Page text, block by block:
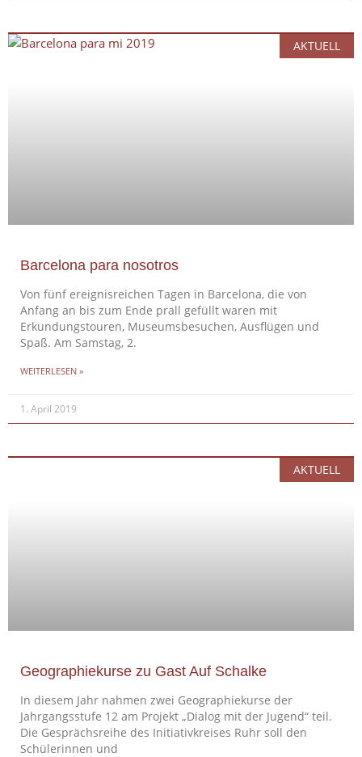
AKTUELL
Barcelona para nosotros
Von fünf ereignisreichen Tagen in Barcelona, die von
Anfang an bis zum Ende prall gefüllt waren mit
Erkundungstouren, Museumsbesuchen, Ausflügen und
Spaß. Am Samstag, 2.
WEITERLESEN »
1. April 2019
AKTUELL
Geographiekurse zu Gast Auf Schalke
In diesem Jahr nahmen zwei Geographiekurse der
Jahrgangsstufe 12 am Projekt „Dialog mit der Jugend“ teil.
Die Gesprächsreihe des Initiativkreises Ruhr soll den
Schülerinnen und